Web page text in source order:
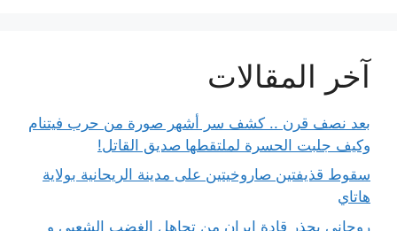
آخر المقالات
بعد نصف قرن .. كشف سر أشهر صورة من حرب فيتنام
وكيف جلبت الحسرة لملتقطها صديق القاتل!
سقوط قذيفتين صاروخيتين على مدينة الريحانية بولاية
هاتاي
روحاني يحذر قادة إيران من تجاهل الغضب الشعبي و